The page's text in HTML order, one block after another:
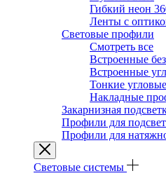
Гибкий неон
Ленты c
Световые профили
Смотреть все
Встроенные
Встроенные
Тонкие
Накладные
Закарнизная
Профили для
Профили для
Световые системы